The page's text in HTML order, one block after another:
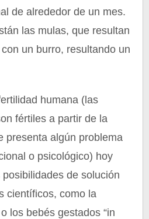
de alrededor de un mes.
las mulas, que resultan
un burro, resultando un
humana (las
fértiles a partir de la
presenta algún problema
o psicológico) hoy
de solución
científicos, como la
los bebés gestados “in